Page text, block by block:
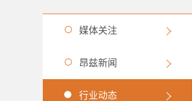
媒体关注
昂兹新闻
行业动态